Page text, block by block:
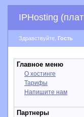
IPHosting
Здравствуйте, Гость
Главное меню
О хостинге
Тарифы
Напишите нам
Партнеры